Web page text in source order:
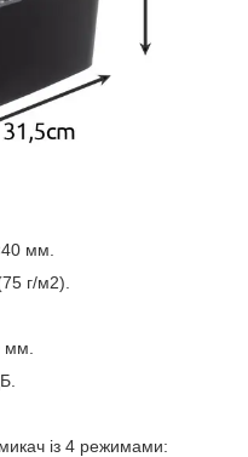
мм.
г/м2).
мм.
із 4 режимами: